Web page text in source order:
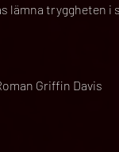
lämna tryggheten
Griffin Davis